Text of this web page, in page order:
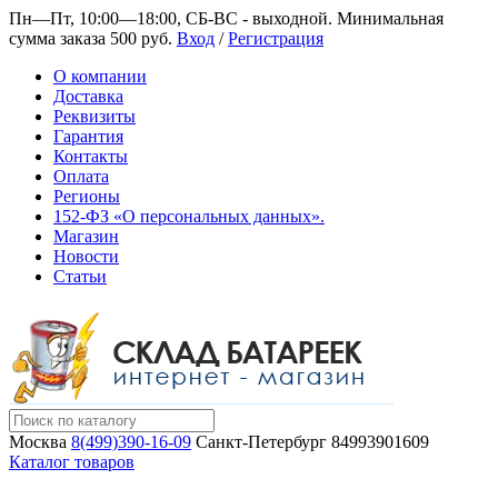
Пн—Пт, 10:00—18:00, СБ-ВС - выходной. Минимальная
сумма заказа 500 руб. Вход /Регистрация
О компании
Доставка
Реквизиты
Гарантия
Контакты
Оплата
Регионы
152-ФЗ «О персональных данных».
Магазин
Новости
Статьи
Москва 8(499)390-16-09 Санкт-Петербург 84993901609
Каталог товаров